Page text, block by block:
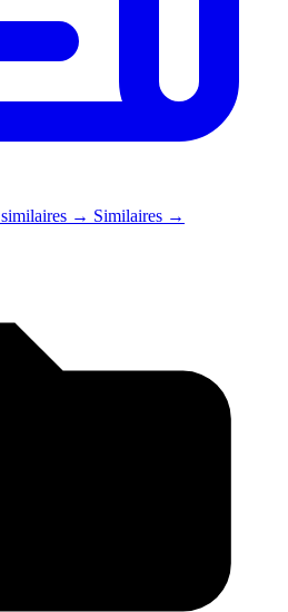
→ Similaires →